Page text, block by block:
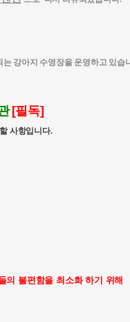
는 강아지 수영장을 운영하고 있습
[필독]
사항입니다.
의 불편함을 최소화 하기 위해